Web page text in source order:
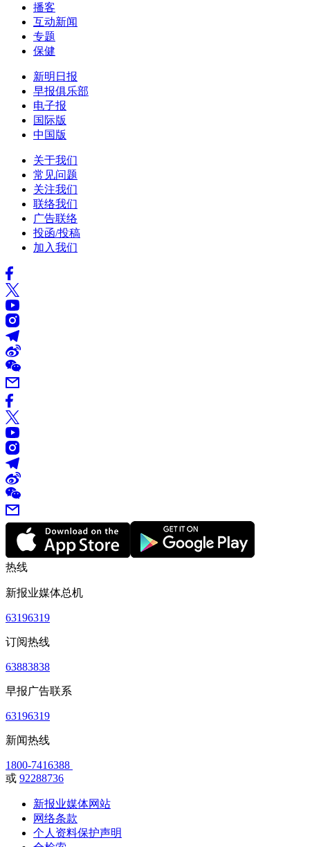
播客
互动新闻
专题
保健
新明日报
早报俱乐部
电子报
国际版
中国版
关于我们
常见问题
关注我们
联络我们
广告联络
投函/投稿
加入我们
热线
新报业媒体总机
63196319
订阅热线
63883838
早报广告联系
63196319
新闻热线
1800-7416388
或 92288736
新报业媒体网站
网络条款
个人资料保护声明